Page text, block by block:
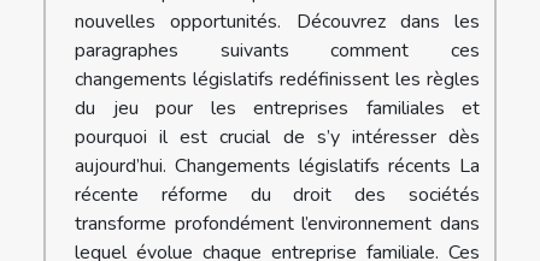
nouvelles opportunités. Découvrez dans les
paragraphes suivants comment ces
changements législatifs redéfinissent les règles
du jeu pour les entreprises familiales et
pourquoi il est crucial de s’y intéresser dès
aujourd’hui. Changements législatifs récents La
récente réforme du droit des sociétés
transforme profondément l’environnement dans
lequel évolue chaque entreprise familiale. Ces